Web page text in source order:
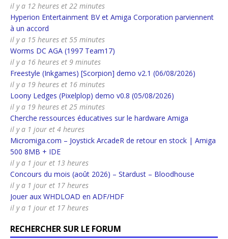
il y a 12 heures et 22 minutes
Hyperion Entertainment BV et Amiga Corporation parviennent
à un accord
il y a 15 heures et 55 minutes
Worms DC AGA (1997 Team17)
il y a 16 heures et 9 minutes
Freestyle (Inkgames) [Scorpion] demo v2.1 (06/08/2026)
il y a 19 heures et 16 minutes
Loony Ledges (Pixelplop) demo v0.8 (05/08/2026)
il y a 19 heures et 25 minutes
Cherche ressources éducatives sur le hardware Amiga
il y a 1 jour et 4 heures
Micromiga.com – Joystick ArcadeR de retour en stock | Amiga
500 8MB + IDE
il y a 1 jour et 13 heures
Concours du mois (août 2026) – Stardust – Bloodhouse
il y a 1 jour et 17 heures
Jouer aux WHDLOAD en ADF/HDF
il y a 1 jour et 17 heures
RECHERCHER SUR LE FORUM